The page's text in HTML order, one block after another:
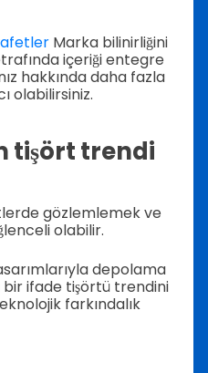
Marka bilinirliğini
içeriği entegre
hakkında daha fazla
olabilirsiniz.
tişört trendi
gözlemlemek ve
olabilir.
depolama
bir ifade tişörtü trendini
farkındalık